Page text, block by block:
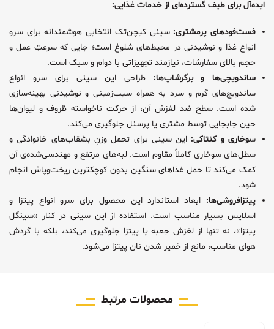
ایده‌آل برای طیف گسترده‌ای از خدمات غذایی:
فست‌فودهای پرمشتری: سینی کیچن‌تک انتخابی هوشمندانه برای سرو
انواع غذا و نوشیدنی در محیط‌های شلوغ است؛ جایی که سرعتِ عمل و
حجم بالای سفارشات، نیازمند تجهیزاتی با دوام و سبک است.
ساندویچی‌ها و برگرشاپ‌ها: طراحی این سینی برای سرو انواع
ساندویچ‌های گرم و سرد به همراه سیب‌زمینی و نوشیدنی بهینه‌سازی
شده است. سطح ضد لغزش آن، از حرکت ناخواسته ظروف و لیوان‌ها
حین جابجایی توسط مشتری یا پرسنل جلوگیری می‌کند.
سوخاری و کنتاکی: این سینی برای تحمل وزنِ بشقاب‌های خانوادگی و
سطل‌های سوخاری کاملاً مقاوم است. لبه‌های مرتفع و مهندسی‌شده‌ی آن
کمک می‌کند تا حمل غذاهای سنگین بدون کوچکترین ریخت‌وپاش انجام
شود.
پیتزافروشی‌ها: ابعاد استاندارد این محصول برای سرو انواع پیتزا و
اسلایس بسیار مناسب است. استفاده از این سینی در کنار «سینگل
پیتزا»، نه تنها از لغزش جعبه یا پیتزا جلوگیری می‌کند، بلکه با گردش
هوای مناسب، مانع از خمیر شدن نان پیتزا می‌شود.
محصولات مرتبط